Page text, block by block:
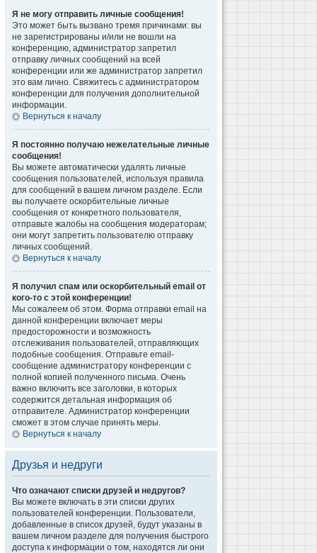
Я не могу отправить личные сообщения!
Это может быть вызвано тремя причинами: вы
не зарегистрированы и/или не вошли на
конференцию, администратор запретил
отправку личных сообщений на всей
конференции или же администратор запретил
это вам лично. Свяжитесь с администратором
конференции для получения дополнительной
информации.
Вернуться к началу
Я постоянно получаю нежелательные личные
сообщения!
Вы можете автоматически удалять личные
сообщения пользователей, используя правила
для сообщений в вашем личном разделе. Если
вы получаете оскорбительные личные
сообщения от конкретного пользователя,
отправьте жалобы на сообщения модераторам;
они могут запретить пользователю отправку
личных сообщений.
Вернуться к началу
Я получил спам или оскорбительный email от
кого-то с этой конференции!
Мы сожалеем об этом. Форма отправки email на
данной конференции включает меры
предосторожности и возможность
отслеживания пользователей, отправляющих
подобные сообщения. Отправьте email-
сообщение администратору конференции с
полной копией полученного письма. Очень
важно включить все заголовки, в которых
содержится детальная информация об
отправителе. Администратор конференции
сможет в этом случае принять меры.
Вернуться к началу
Друзья и недруги
Что означают списки друзей и недругов?
Вы можете включать в эти списки других
пользователей конференции. Пользователи,
добавленные в список друзей, будут указаны в
вашем личном разделе для получения быстрого
доступа к информации о том, находятся ли они